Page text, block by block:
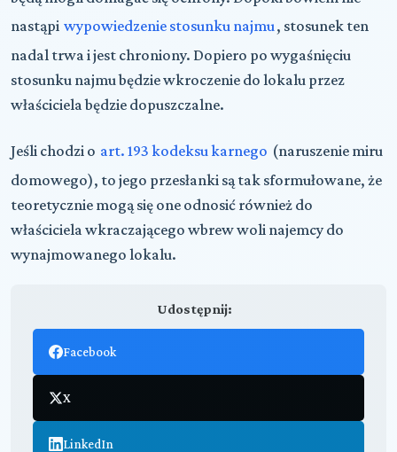
nastąpi wypowiedzenie stosunku najmu , stosunek ten
nadal trwa i jest chroniony. Dopiero po wygaśnięciu
stosunku najmu będzie wkroczenie do lokalu przez
właściciela będzie dopuszczalne.
Jeśli chodzi o art. 193 kodeksu karnego (naruszenie miru
domowego), to jego przesłanki są tak sformułowane, że
teoretycznie mogą się one odnosić również do
właściciela wkraczającego wbrew woli najemcy do
wynajmowanego lokalu.
Udostępnij:
Facebook
X
LinkedIn